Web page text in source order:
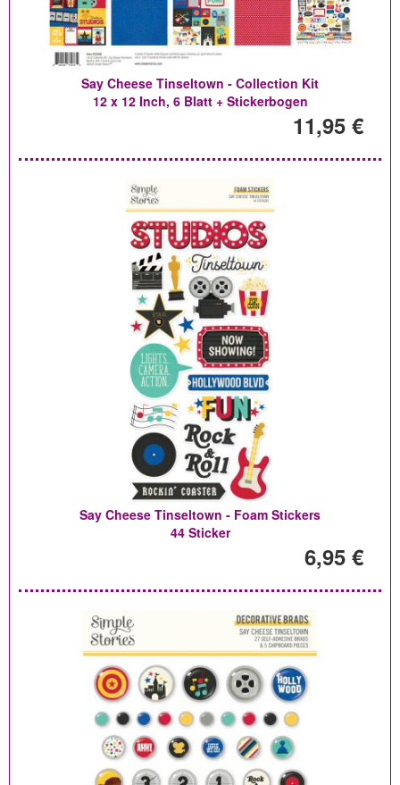
Say Cheese Tinseltown - Collection Kit
12 x 12 Inch, 6 Blatt + Stickerbogen
11,95 €
Say Cheese Tinseltown - Foam Stickers
44 Sticker
6,95 €